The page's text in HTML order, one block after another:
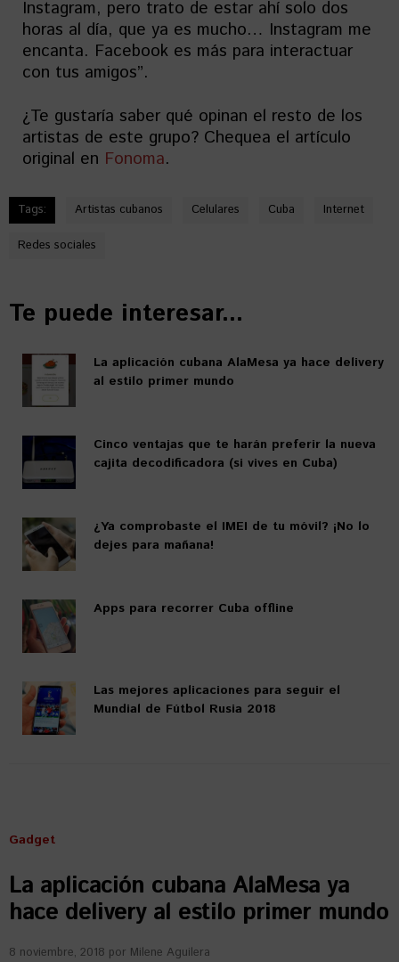
Instagram, pero trato de estar ahí solo dos
horas al día, que ya es mucho… Instagram me
encanta. Facebook es más para interactuar
con tus amigos”.
¿Te gustaría saber qué opinan el resto de los
artistas de este grupo? Chequea el artículo
original en Fonoma.
Tags: Artistas cubanos Celulares Cuba Internet
Redes sociales
Te puede interesar...
La aplicación cubana AlaMesa ya hace delivery
al estilo primer mundo
Cinco ventajas que te harán preferir la nueva
cajita decodificadora (si vives en Cuba)
¿Ya comprobaste el IMEI de tu móvil? ¡No lo
dejes para mañana!
Apps para recorrer Cuba offline
Las mejores aplicaciones para seguir el
Mundial de Fútbol Rusia 2018
Gadget
La aplicación cubana AlaMesa ya
hace delivery al estilo primer mundo
8 noviembre, 2018 por Milene Aguilera